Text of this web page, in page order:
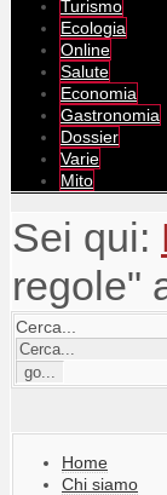
Turismo
Ecologia
Online
Salute
Economia
Gastronomia
Dossier
Varie
Mito
Sei qui:
regole"
Cerca...
Home
Chi siamo